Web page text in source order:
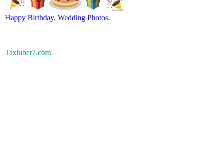
Happy Birthday, Wedding Photos.
Taxiuber7.com